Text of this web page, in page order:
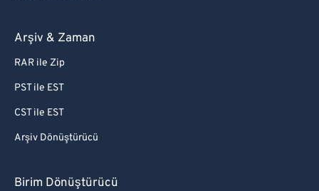
Arşiv & Zaman
RAR ile Zip
PST ile EST
CST ile EST
Arşiv Dönüştürücü
Birim Dönüştürücü